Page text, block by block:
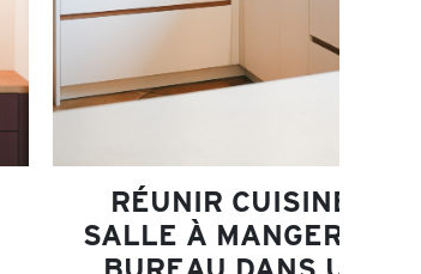
RÉUNIR CUISINE,
SALLE À MANGER ET